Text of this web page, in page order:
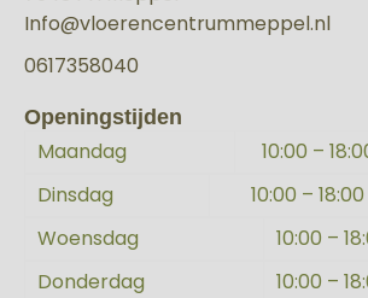
Info@vloerencentrummeppel.nl
0617358040
Openingstijden
Maandag
10:00 –
Dinsdag
10:00 – 18:00
Woensdag
10:00 –
Donderdag
10:00 –